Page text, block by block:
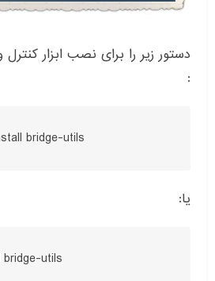
دستور زیر را برای نصب ابزار کنترل
:
bridge-utils
یا:
utils